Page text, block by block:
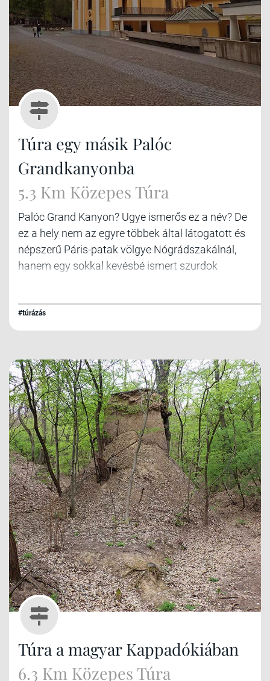
Túra egy másik Palóc
Grandkanyonba
5.3 Km Közepes Túra
Palóc Grand Kanyon? Ugye ismerős ez a név? De
ez a hely nem az egyre többek által látogatott és
népszerű Páris-patak völgye Nógrádszakálnál,
hanem egy sokkal kevésbé ismert szurdok
túl hosszú, de annál látványosabb hasadék.
#túrázás
Túra a magyar Kappadókiában
6.3 Km Közepes Túra